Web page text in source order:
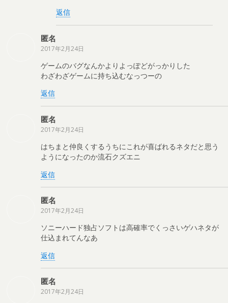
返信
匿名
2017年2月24日
ゲームのバグなんかよりよっぽどがっかりした
わざわざゲームに持ち込むなっつーの
返信
匿名
2017年2月24日
はちまと仲良くするうちにこれが喜ばれるネタだと思う
ようになったのか流石クズエニ
返信
匿名
2017年2月24日
ソニーハード独占ソフトは高確率でくっさいゲハネタが
仕込まれてんなあ
返信
匿名
2017年2月24日